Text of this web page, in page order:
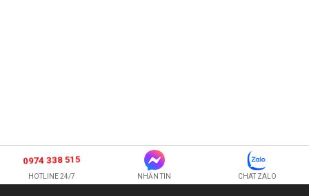
0974 338 515
HOTLINE 24/7 NHẮN TIN CHAT ZALO